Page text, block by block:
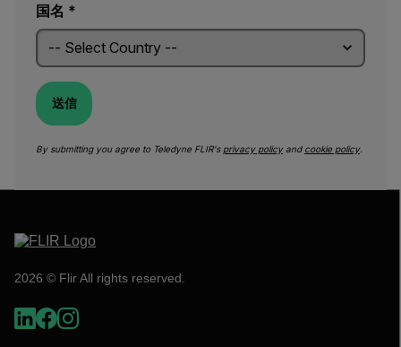
国名 *
送信
By submitting you agree to Teledyne FLIR's privacy policyand cookie policy.
2026 © Flir All rights reserved.